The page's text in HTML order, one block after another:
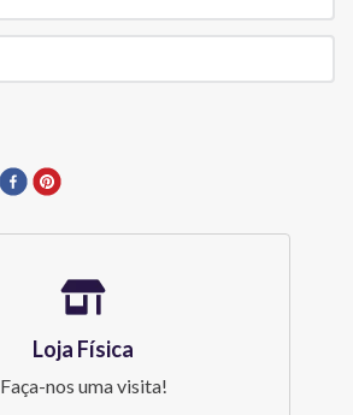
Loja Física
Faça-nos uma visita!